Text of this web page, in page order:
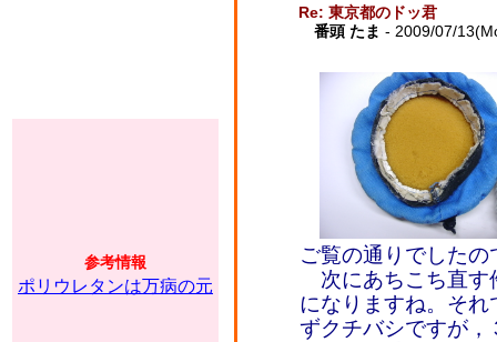
参考情報
ポリウレタンは万病の元
Re: 東京都のドッ君
番頭 たま - 2009/07/
ご覧の通りでした
次にあちこち直す
になりますね。そ
ずクチバシですが